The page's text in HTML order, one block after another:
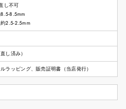
し不可
8.5mm
2.5-2.5mm
し済み）
ラッピング、販売証明書（当店発行）